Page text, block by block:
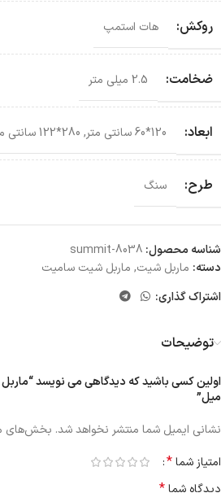
روکش: هات استمپ
ضخامت: 2.5 میلی متر
ابعاد: 120*60 سانتی‌ متر , 280*122 سانتی‌ متر
طرح: سنگ
شناسه محصول: summit-8038
دسته: ماربل شیت, ماربل شیت سامیت
اشتراک گذاری:
توضیحات
میل”
نشانی ایمیل شما منتشر نخواهد شد. بخش‌های
امتیاز شما*
دیدگاه شما